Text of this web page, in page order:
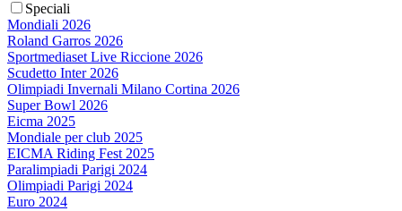
Speciali
Mondiali 2026
Roland Garros 2026
Sportmediaset Live Riccione 2026
Scudetto Inter 2026
Olimpiadi Invernali Milano Cortina 2026
Super Bowl 2026
Eicma 2025
Mondiale per club 2025
EICMA Riding Fest 2025
Paralimpiadi Parigi 2024
Olimpiadi Parigi 2024
Euro 2024